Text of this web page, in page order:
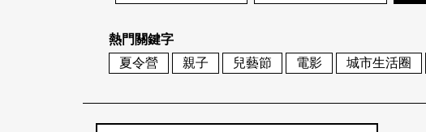
熱門關鍵字
夏令營
親子 兒藝節 電影 城市生活圈